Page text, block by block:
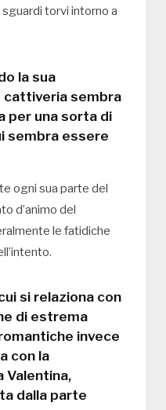
torvi intorno a
la sua
cattiveria sembra
per una sorta di
sembra essere
ogni sua parte del
d’animo del
le fatidiche
si relaziona con
di estrema
invece
con la
Valentina,
dalla parte